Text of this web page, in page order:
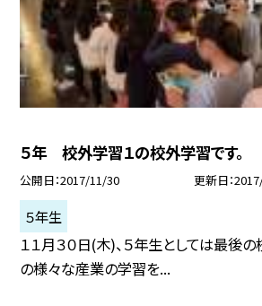
５年 校外学習１の校外学習です。
公開日 2017/11/30 更新日
５年生
１１月３０日(木)、５年生としては最後
の様々な産業の学習を...